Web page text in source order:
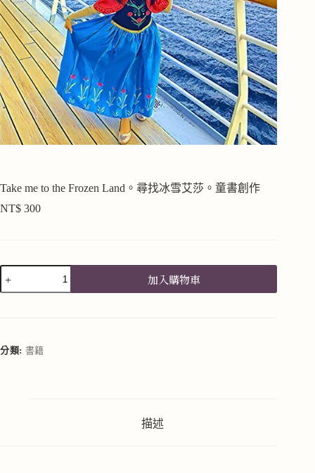
Take me to the Frozen Land。尋找冰雪艾莎。童書創作
NT$ 300
加入購物車
r
分類: 書籍
描述